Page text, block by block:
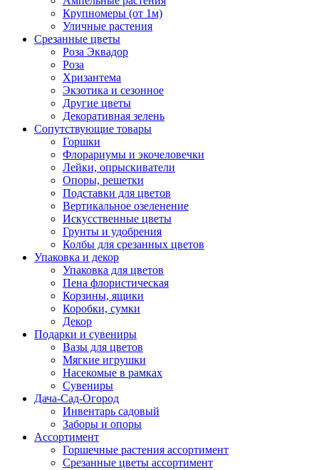
Крупномеры (от 1м)
Уличные растения
Срезанные цветы
Роза Эквадор
Роза
Хризантема
Экзотика и сезонное
Другие цветы
Декоративная зелень
Сопутствующие товары
Горшки
Флорариумы и экочеловечки
Лейки, опрыскиватели
Опоры, решетки
Подставки для цветов
Вертикальное озеленение
Искусственные цветы
Грунты и удобрения
Колбы для срезанных цветов
Упаковка и декор
Упаковка для цветов
Пена флористическая
Корзины, ящики
Коробки, сумки
Декор
Подарки и сувениры
Вазы для цветов
Мягкие игрушки
Насекомые в рамках
Сувениры
Дача-Сад-Огород
Инвентарь садовый
Заборы и опоры
Ассортимент
Горшечные растения ассортимент
Срезанные цветы ассортимент